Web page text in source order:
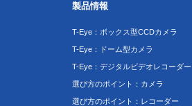
製品情報
T-Eye：ボックス型CCDカメラ
T-Eye：ドーム型カメラ
T-Eye：デジタルビデオレコーダー
選び方のポイント：カメラ
選び方のポイント：レコーダー